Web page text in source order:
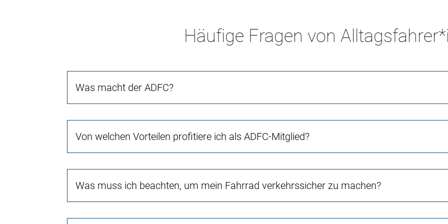
Häufige Fragen von
Was macht der ADFC?
Von welchen Vorteilen profitiere ich als ADFC-Mitglied?
Was muss ich beachten, um mein Fahrrad verkehrssicher zu machen?